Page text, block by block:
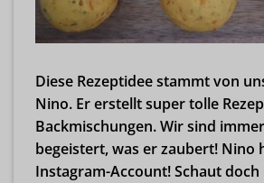
Diese Rezeptidee stammt von
Nino. Er erstellt super tolle
Backmischungen. Wir sind
begeistert, was er zaubert! Nino
Instagram-Account! Schaut